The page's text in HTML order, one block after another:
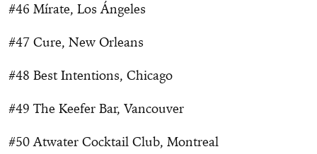
#46 Mírate, Los Ángeles
#47 Cure, New Orleans
#48 Best Intentions, Chicago
#49 The Keefer Bar, Vancouver
#50 Atwater Cocktail Club, Montreal